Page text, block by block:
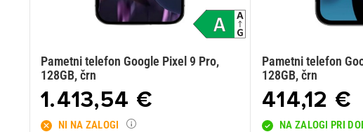
Pametni telefon Google Pixel 9 Pro,
128GB, črn
1.413,54 €
NI NA ZALOGI
Pametni telefon
128GB, črn
414,12 €
NA ZALOGI PRI